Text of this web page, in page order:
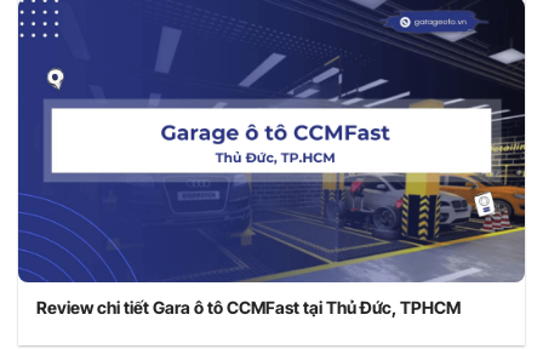
Review chi tiết Gara ô tô CCMFast tại Thủ Đức, TPHCM